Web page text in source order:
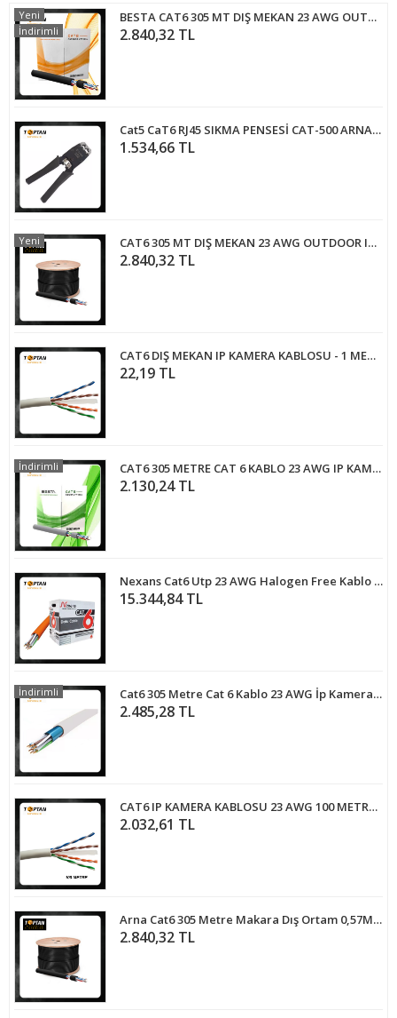
BESTA CAT6 305 MT DIŞ MEKAN 23 AWG OUTDOOR IP KAMERA KABLOSU
2.840,32 TL
Yeni
İndirimli
Cat5 CaT6 RJ45 SIKMA PENSESİ CAT-500 ARNA-6045
1.534,66 TL
CAT6 305 MT DIŞ MEKAN 23 AWG OUTDOOR IP KAMERA KABLOSU
2.840,32 TL
Yeni
CAT6 DIŞ MEKAN IP KAMERA KABLOSU - 1 METRE
22,19 TL
CAT6 305 METRE CAT 6 KABLO 23 AWG IP KAMERA KABLOSU
2.130,24 TL
İndirimli
Nexans Cat6 Utp 23 AWG Halogen Free Kablo 305 Metre Full Bakır
15.344,84 TL
Cat6 305 Metre Cat 6 Kablo 23 AWG İp Kamera Kablosu ARNA-5635
2.485,28 TL
İndirimli
CAT6 IP KAMERA KABLOSU 23 AWG 100 METRE -5629
2.032,61 TL
Arna Cat6 305 Metre Makara Dış Ortam 0,57MM Kesit Çift Ceketli Outdoor Kablo
2.840,32 TL